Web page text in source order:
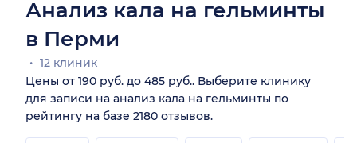
Анализ кала на гельминты
в Перми
12 клиник
Цены от 190 руб. до 485 руб.. Выберите клинику
для записи на анализ кала на гельминты по
рейтингу на базе 2180 отзывов.